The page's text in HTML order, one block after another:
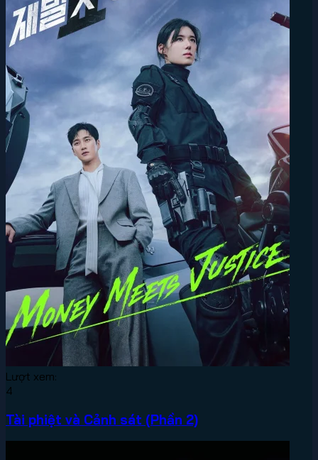
Lượt xem:
4
Tài phiệt và Cảnh sát (Phần 2)